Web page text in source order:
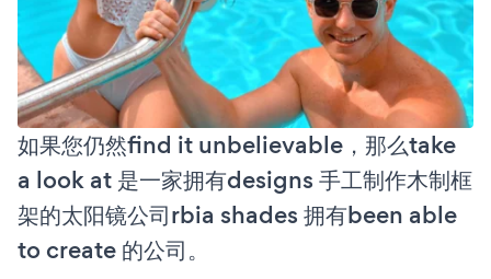
如果您仍然find it unbelievable，那么take
a look at 是一家拥有designs 手工制作木制框
架的太阳镜公司rbia shades 拥有been able
to create 的公司。